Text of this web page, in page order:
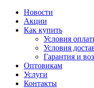
Новости
Акции
Как купить
Условия
Условия
Гарантия и
Оптовикам
Услуги
Контакты